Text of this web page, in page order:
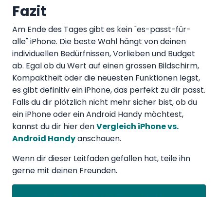
Fazit
Am Ende des Tages gibt es kein "es-passt-für-
alle" iPhone. Die beste Wahl hängt von deinen
individuellen Bedürfnissen, Vorlieben und Budget
ab. Egal ob du Wert auf einen grossen Bildschirm,
Kompaktheit oder die neuesten Funktionen legst,
es gibt definitiv ein iPhone, das perfekt zu dir passt.
Falls du dir plötzlich nicht mehr sicher bist, ob du
ein iPhone oder ein Android Handy möchtest,
kannst du dir hier denVergleich iPhone vs.
Android Handyanschauen.
Wenn dir dieser Leitfaden gefallen hat, teile ihn
gerne mit deinen Freunden.